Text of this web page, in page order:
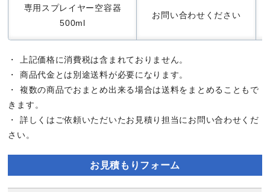
専用スプレイヤー空容器
500ml
お問い合わせください
・ 上記価格に消費税は含まれておりません。
・ 商品代金とは別途送料が必要になります。
・ 複数の商品でおまとめ出来る場合は送料をまとめることもで
きます。
・ 詳しくはご依頼いただいたお見積り担当にお問い合わせくだ
さい。
お見積もりフォーム